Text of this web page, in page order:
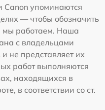
Canon упоминаются
— чтобы обозначить
мы работаем. Наша
с владельцами
не представляет их
работ выполняются
находящихся в
в соответствии со ст.